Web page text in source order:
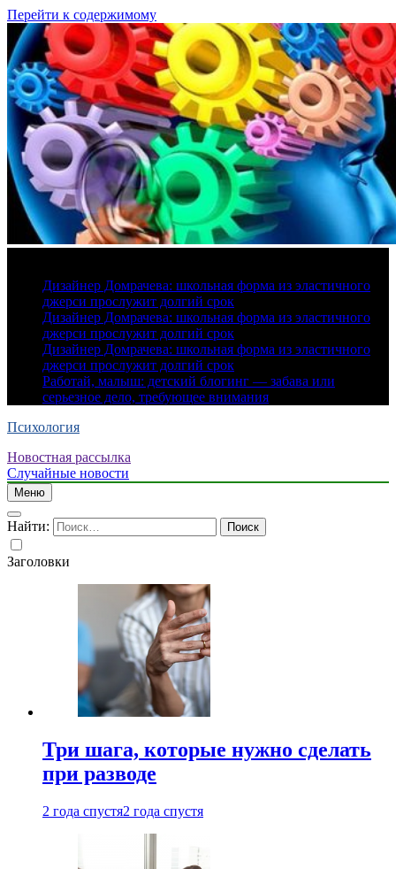
Перейти к содержимому
Дизайнер Домрачева: школьная форма из эластичного
джерси прослужит долгий срок
Дизайнер Домрачева: школьная форма из эластичного
джерси прослужит долгий срок
Дизайнер Домрачева: школьная форма из эластичного
джерси прослужит долгий срок
Работай, малыш: детский блогинг — забава или
серьезное дело, требующее внимания
Психология
Новостная рассылка
Случайные новости
Меню
Найти:
Заголовки
Три шага, которые нужно сделать
при разводе
2 года спустя2 года спустя